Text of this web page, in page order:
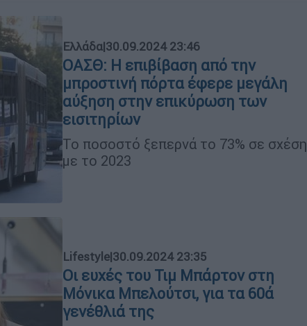
Ελλάδα|30.09.2024 23:46
ΟΑΣΘ: Η επιβίβαση από την
μπροστινή πόρτα έφερε μεγάλη
αύξηση στην επικύρωση των
εισιτηρίων
Το ποσοστό ξεπερνά το 73% σε σχέση
με το 2023
Lifestyle|30.09.2024 23:35
Οι ευχές του Τιμ Μπάρτον στη
Μόνικα Μπελούτσι, για τα 60ά
γενέθλιά της